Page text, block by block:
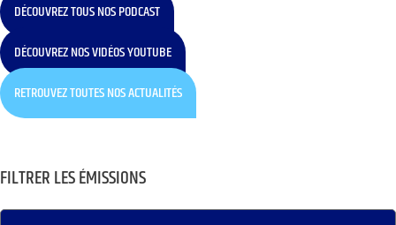
DÉCOUVREZ TOUS NOS PODCAST
DÉCOUVREZ NOS VIDÉOS YOUTUBE
RETROUVEZ TOUTES NOS ACTUALITÉS
FILTRER LES ÉMISSIONS